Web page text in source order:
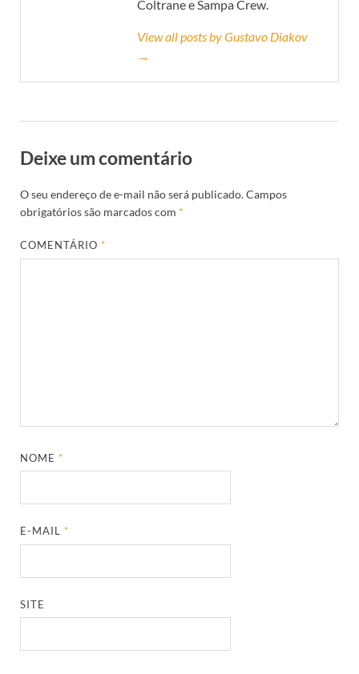
Coltrane e Sampa Crew.
View all posts by Gustavo Diakov
→
Deixe um comentário
O seu endereço de e-mail não será publicado.Campos
obrigatórios são marcados com *
COMENTÁRIO*
NOME*
E-MAIL*
SITE